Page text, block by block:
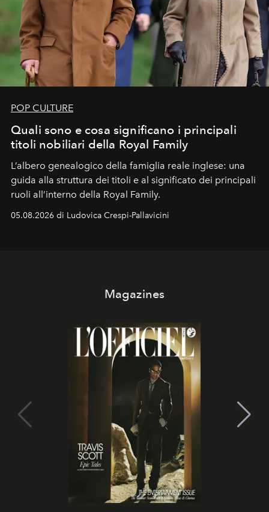
POP CULTURE
Quali sono e cosa significano i principali
titoli nobiliari della Royal Family
L’albero genealogico della famiglia reale inglese: una
guida alla struttura dei titoli e al significato dei principali
ruoli all’interno della Royal Family.
05.08.2026 di Ludovica Crespi-Pallavicini
Magazines